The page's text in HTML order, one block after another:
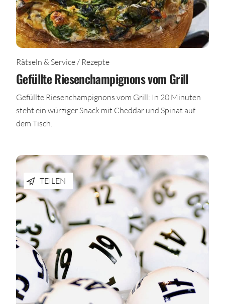
Rätseln & Service / Rezepte
Gefüllte Riesenchampignons vom Grill
Gefüllte Riesenchampignons vom Grill: In 20 Minuten
steht ein würziger Snack mit Cheddar und Spinat auf
dem Tisch.
TEILEN